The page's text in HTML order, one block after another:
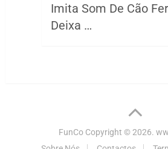
Imita Som De Cão
Deixa …
FunCoCopyright © 2026.